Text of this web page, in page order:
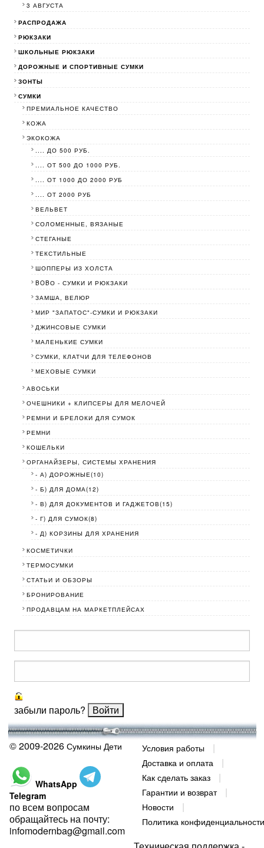
3 АВГУСТА
РАСПРОДАЖА
РЮКЗАКИ
ШКОЛЬНЫЕ РЮКЗАКИ
ДОРОЖНЫЕ И СПОРТИВНЫЕ СУМКИ
ЗОНТЫ
СУМКИ
ПРЕМИАЛЬНОЕ КАЧЕСТВО
КОЖА
ЭКОКОЖА
.... ДО 500 РУБ.
.... ОТ 500 ДО 1000 РУБ.
.... ОТ 1000 ДО 2000 РУБ
.... ОТ 2000 РУБ
ВЕЛЬВЕТ
СОЛОМЕННЫЕ, ВЯЗАНЫЕ
СТЕГАНЫЕ
ТЕКСТИЛЬНЫЕ
ШОППЕРЫ ИЗ ХОЛСТА
BOBО - СУМКИ И РЮКЗАКИ
ЗАМША, ВЕЛЮР
МИР "ЗАПАТОС"-СУМКИ И РЮКЗАКИ
ДЖИНСОВЫЕ СУМКИ
МАЛЕНЬКИЕ СУМКИ
СУМКИ, КЛАТЧИ ДЛЯ ТЕЛЕФОНОВ
МЕХОВЫЕ СУМКИ
АВОСЬКИ
ОЧЕШНИКИ + КЛИПСЕРЫ ДЛЯ МЕЛОЧЕЙ
РЕМНИ И БРЕЛОКИ ДЛЯ СУМОК
РЕМНИ
КОШЕЛЬКИ
ОРГАНАЙЗЕРЫ, СИСТЕМЫ ХРАНЕНИЯ
- А) ДОРОЖНЫЕ(10)
- Б) ДЛЯ ДОМА(12)
- В) ДЛЯ ДОКУМЕНТОВ И ГАДЖЕТОВ(15)
- Г) ДЛЯ СУМОК(8)
- Д) КОРЗИНЫ ДЛЯ ХРАНЕНИЯ
КОСМЕТИЧКИ
ТЕРМОСУМКИ
СТАТЬИ И ОБЗОРЫ
БРОНИРОВАНИЕ
ПРОДАВЦАМ НА МАРКЕТПЛЕЙСАХ
забыли пароль?
© 2009-2026 Сумкины Дети
WhatsApp
Telegram
по всем вопросам
обращайтесь на почту:
infomodernbag@gmail.com
Условия работы
Доставка и оплата
Как сделать заказ
Гарантии и возврат
Новости
Политика конфиденциальности